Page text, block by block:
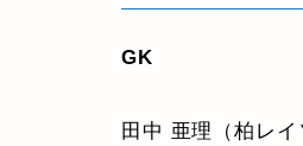
GK
田中 亜理（柏レイ